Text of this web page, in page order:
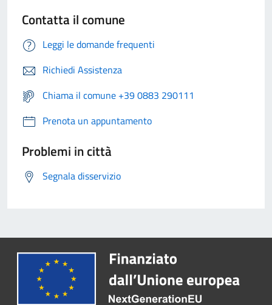
Contatta il comune
Leggi le domande frequenti
Richiedi Assistenza
Chiama il comune +39 0883 290111
Prenota un appuntamento
Problemi in città
Segnala disservizio